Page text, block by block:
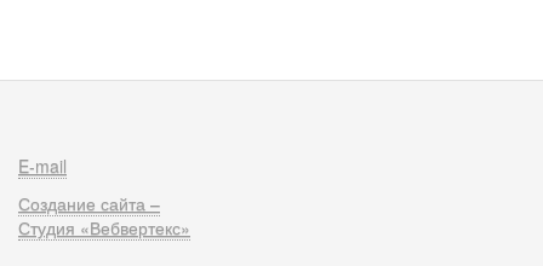
E-mail
Создание сайта –
Студия «Вебвертекс»